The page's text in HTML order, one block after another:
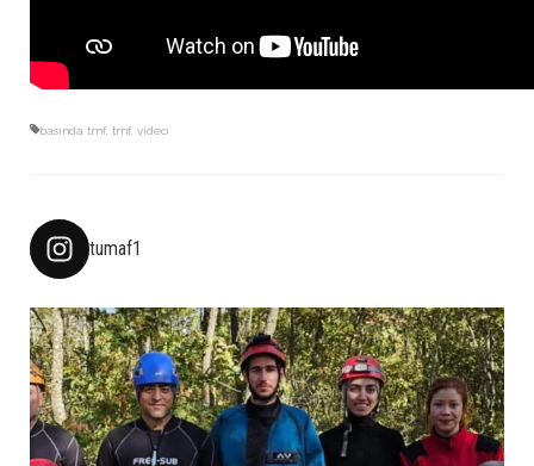
basında tmf, tmf, video
tumaf1